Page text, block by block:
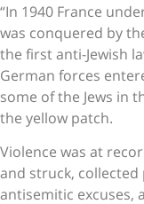
“In 1940 France
was conquered by
the first anti-Jewish
German forces
some of the Jews in
the yellow patch.
Violence was at
and struck, collected
antisemitic excuses,